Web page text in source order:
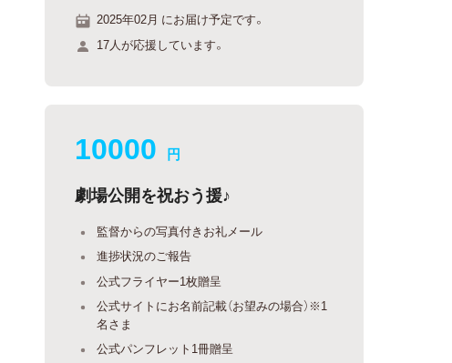
2025年02月 にお届け予定です。
17人が応援しています。
10000 円
劇場公開を祝おう援♪
監督からの写真付きお礼メール
進捗状況のご報告
公式フライヤー1枚贈呈
公式サイトにお名前記載（お望みの場合）※1
名さま
公式パンフレット1冊贈呈